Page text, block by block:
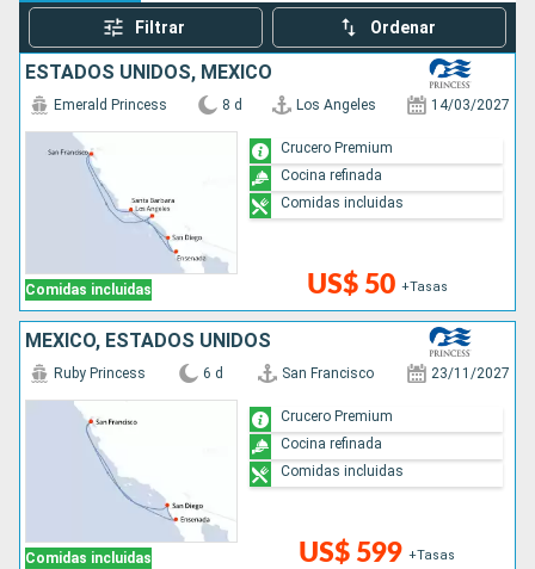
Filtrar Ordenar
ESTADOS UNIDOS, MÉXICO
Comidas incluidas
Emerald Princess 8 d Los Angeles 14/03/2027
US$ 50 +Tasas
Crucero Premium
Cocina refinada
Comidas incluidas
MÉXICO, ESTADOS UNIDOS
Comidas incluidas
Ruby Princess 6 d San Francisco 23/11/2027
US$ 599 +Tasas
Crucero Premium
Cocina refinada
Comidas incluidas